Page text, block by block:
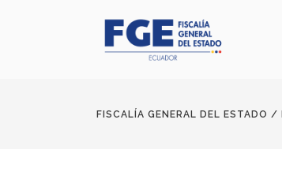
FISCALÍA GENERAL DEL ESTADO /